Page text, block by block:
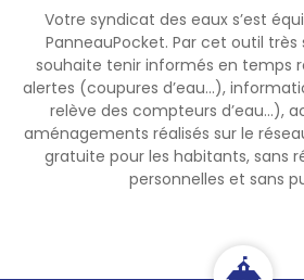
Votre syndicat des eaux s’est
PanneauPocket. Par cet outil
souhaite tenir informés en temps
alertes (coupures d’eau...),
relève des compteurs d’eau...),
aménagements réalisés sur le
gratuite pour les habitants, sans
personnelles et sans